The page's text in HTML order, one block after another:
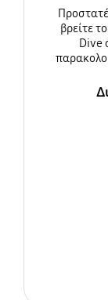
βρείτε
Dive